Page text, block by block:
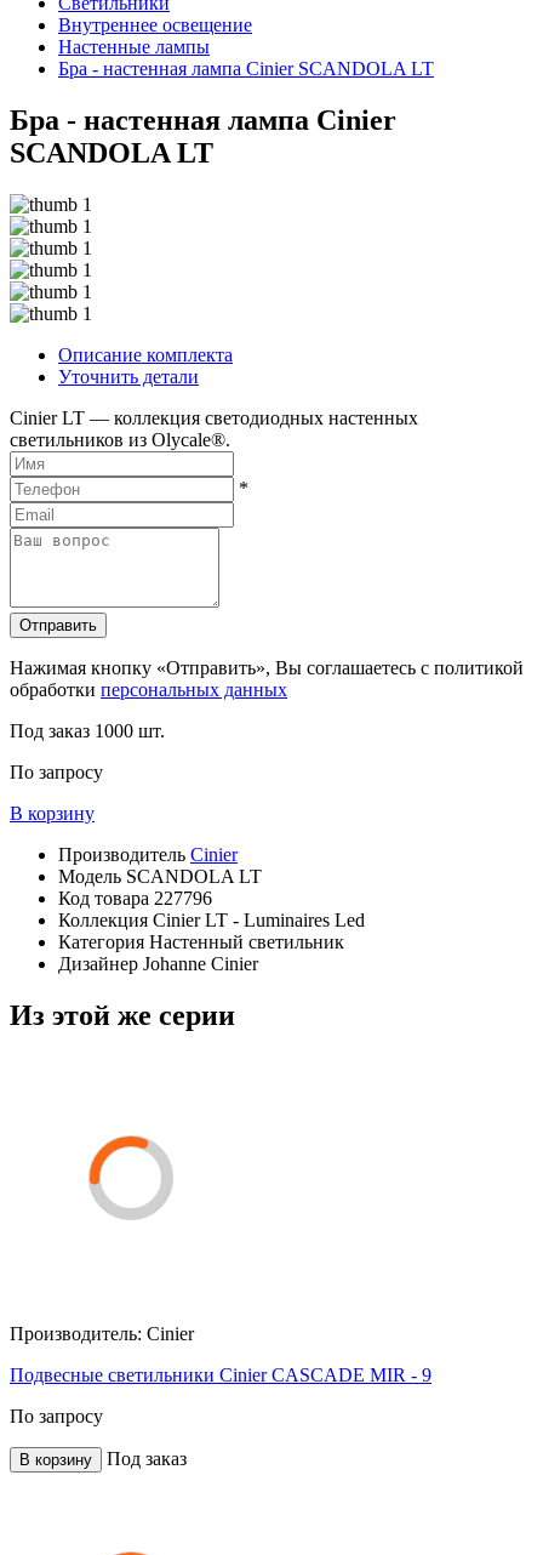
Внутреннее освещение
Hастенные лампы
Бра - настенная лампа Cinier SCANDOLA LT
Бра - настенная лампа Cinier
SCANDOLA LT
Описание комплекта
Уточнить детали
Cinier LT — коллекция светодиодных настенных
светильников из Olycale®.
*
Отправить
Нажимая кнопку «Отправить», Вы соглашаетесь с политикой
обработки персональных данных
Под заказ 1000 шт.
По запросу
В корзину
Производитель Cinier
Модель SCANDOLA LT
Код товара 227796
Коллекция Cinier LT - Luminaires Led
Категория Настенный светильник
Дизайнер Johanne Cinier
Из этой же серии
Производитель: Cinier
Подвесные светильники Cinier CASCADE MIR - 9
По запросу
В корзину Под заказ